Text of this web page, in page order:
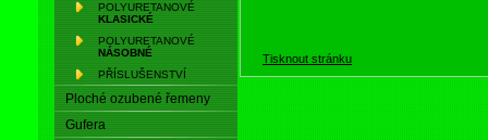
POLYURETANOVÉ
KLASICKÉ
POLYURETANOVÉ
NÁSOBNÉ
PŘÍSLUŠENSTVÍ
Ploché ozubené řemeny
Gufera
Tisknout stránku